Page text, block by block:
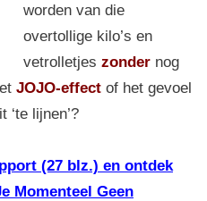
worden van die
overtollige kilo’s en
vetrolletjes zondernog
JOJO-effect of het gevoel
lijnen’?
(27 blz.) en ontdek
Momenteel Geen